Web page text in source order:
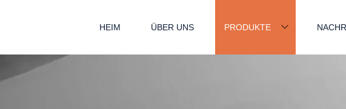
HEIM ÜBER UNS PRODUKTE